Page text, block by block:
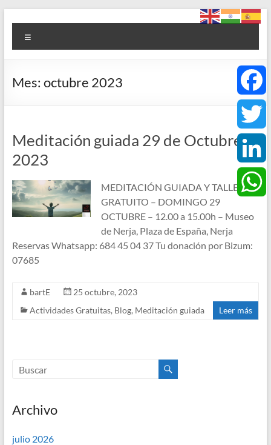
contenido
Foro
ACCE
+
Ciencia
+
Espiritualidad
Mes: octubre 2023
Meditación guiada 29 de Octubre
2023
MEDITACIÓN GUIADA Y TALLER
GRATUITO – DOMINGO 29
OCTUBRE – 12.00 a 15.00h – Museo
de Nerja, Plaza de España, Nerja
Reservas Whatsapp: 684 45 04 37 Tu donación por Bizum:
07685
bartE
25 octubre, 2023
Actividades Gratuitas, Blog, Meditación guiada Leer más
Archivo
julio 2026
F
a
c
e
k
T
w
r
L
d